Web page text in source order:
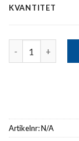
KVANTITET
Artikelnr:N/A